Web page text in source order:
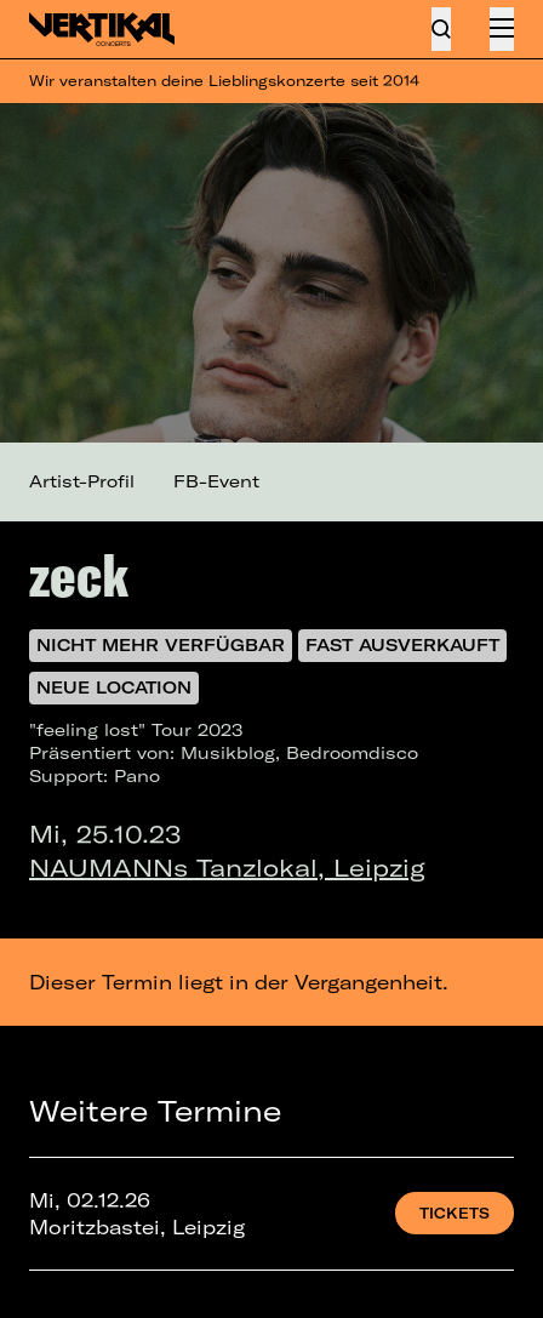
Wir veranstalten deine Lieblingskonzerte seit 2014
zeck
NICHT MEHR VERFÜGBAR
FAST AUSVERKAUFT
NEUE LOCATION
"feeling lost" Tour 2023
Präsentiert von: Musikblog, Bedroomdisco
Support: Pano
Mi, 25.10.23
NAUMANNs Tanzlokal, Leipzig
Artist-Profil FB-Event
Dieser Termin liegt in der Vergangenheit.
Weitere Termine
Mi, 02.12.26
Moritzbastei, Leipzig
TICKETS